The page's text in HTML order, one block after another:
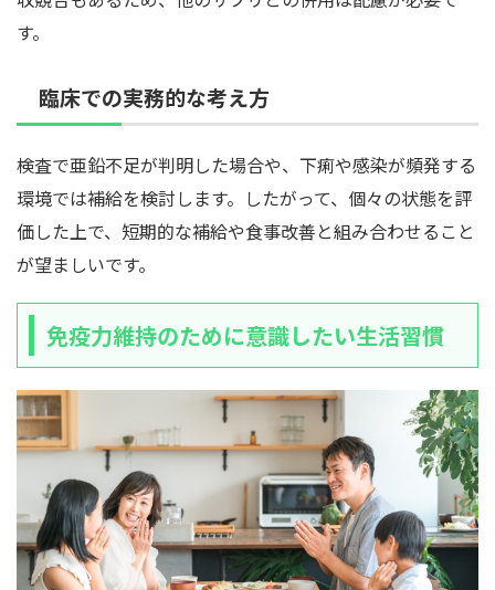
す。
臨床での実務的な考え方
検査で亜鉛不足が判明した場合や、下痢や感染が頻発する
環境では補給を検討します。したがって、個々の状態を評
価した上で、短期的な補給や食事改善と組み合わせること
が望ましいです。
免疫力維持のために意識したい生活習慣